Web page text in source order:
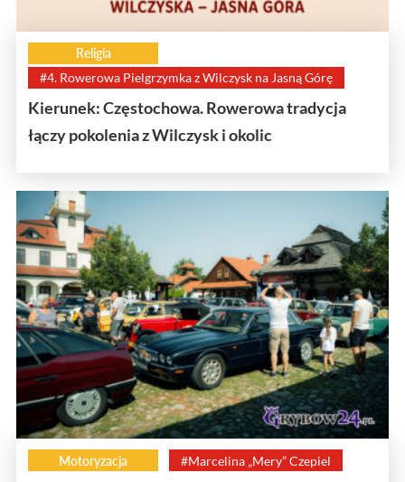
Religia
#4. Rowerowa Pielgrzymka z Wilczysk na Jasną Górę
Kierunek: Częstochowa. Rowerowa tradycja
łączy pokolenia z Wilczysk i okolic
Motoryzacja #Marcelina „Mery” Czepiel